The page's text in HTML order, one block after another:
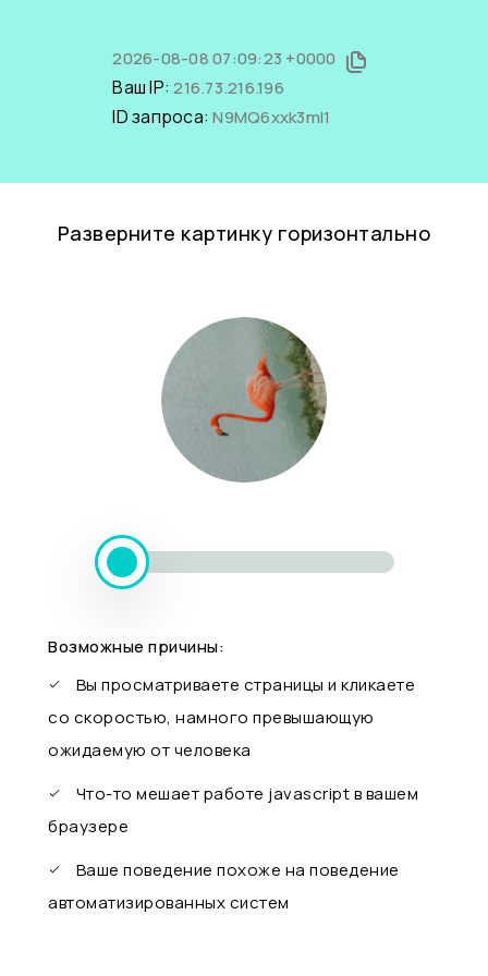
2026-08-08 07:09:23 +0000
Ваш IP:216.73.216.196
ID запроса:N9MQ6xxk3mI1
Разверните картинку горизонтально
Возможные причины:
Вы просматриваете страницы и кликаете
со скоростью, намного превышающую
ожидаемую от человека
Что-то мешает работе javascript в вашем
браузере
Ваше поведение похоже на поведение
автоматизированных систем